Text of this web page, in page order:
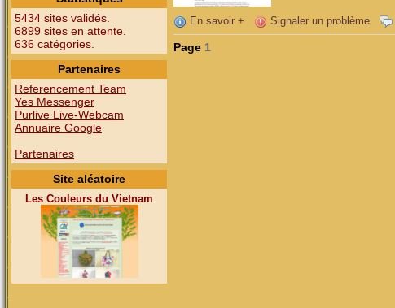
5434 sites validés.
6899 sites en attente.
636 catégories.
Partenaires
Referencement Team
Yes Messenger
Purlive Live-Webcam
Annuaire Google
Partenaires
Site aléatoire
Les Couleurs du Vietnam
En savoir + Signaler un problème
Page 1